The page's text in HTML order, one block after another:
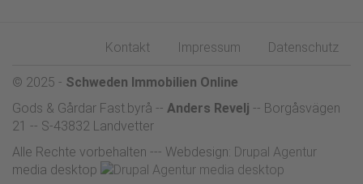
Fußbereich
Kontakt Impressum Datenschutz
© 2025 - Schweden Immobilien Online
Gods & Gårdar Fast.byrå -- Anders Revelj -- Borgåsvägen
21 -- S-43832 Landvetter
Alle Rechte vorbehalten --- Webdesign: Drupal Agentur
media desktop